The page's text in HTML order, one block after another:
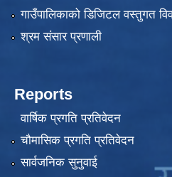
गाउँपालिकाको डिजिटल वस्तुगत
श्रम संसार प्रणाली
Reports
वार्षिक प्रगति प्रतिवेदन
चौमासिक प्रगति प्रतिवेदन
सार्वजनिक सुनुवाई